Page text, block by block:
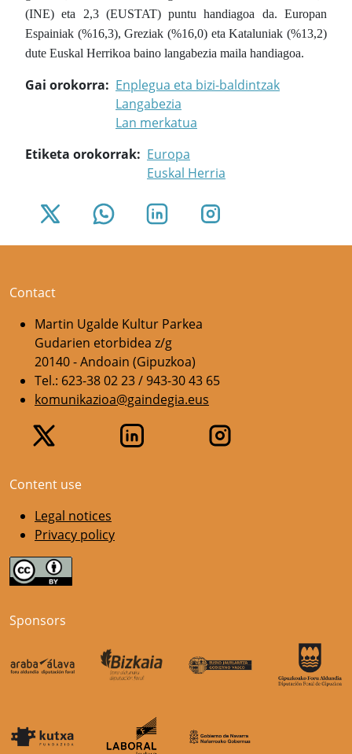
(INE) eta 2,3 (EUSTAT) puntu handiagoa da. Europan
Espainiak (%16,3), Greziak (%16,0) eta Kataluniak (%13,2)
dute Euskal Herrikoa baino langabezia maila handiagoa.
Gai orokorra
Enplegua eta bizi-baldintzak
Langabezia
Lan merkatua
Etiketa orokorrak
Europa
Euskal Herria
Contact
Martin Ugalde Kultur Parkea
Gudarien etorbidea z/g
20140 - Andoain (Gipuzkoa)
Tel.: 623-38 02 23 / 943-30 43 65
komunikazioa@gaindegia.eus
Content use
Legal notices
Privacy policy
Sponsors